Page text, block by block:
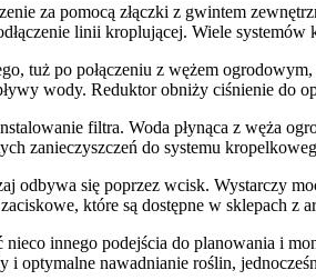
za pomocą złączki z gwintem
linii kroplującej. Wiele
tuż po połączeniu z wężem
wody. Reduktor obniży ciśnienie do
filtra. Woda płynąca z węża
zanieczyszczeń do systemu
odbywa się poprzez wcisk. Wystarczy
które są dostępne w sklepach z
innego podejścia do planowania i
optymalne nawadnianie roślin,